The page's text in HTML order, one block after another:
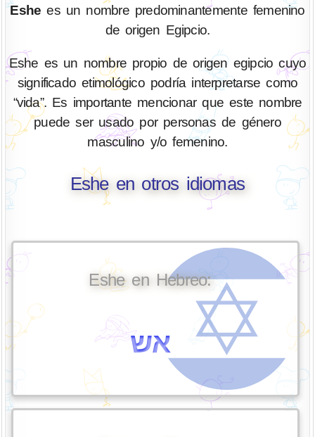
Eshe es un nombre predominantemente femenino
de origen Egipcio.
Eshe es un nombre propio de origen egipcio cuyo
significado etimológico podría interpretarse como
“vida”. Es importante mencionar que este nombre
puede ser usado por personas de género
masculino y/o femenino.
Eshe en otros idiomas
Eshe en Hebreo:
אש